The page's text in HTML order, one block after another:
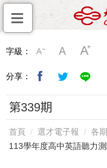
字級：
分享：
第339期
首頁 選才電子報 各
113學年度高中英語聽力